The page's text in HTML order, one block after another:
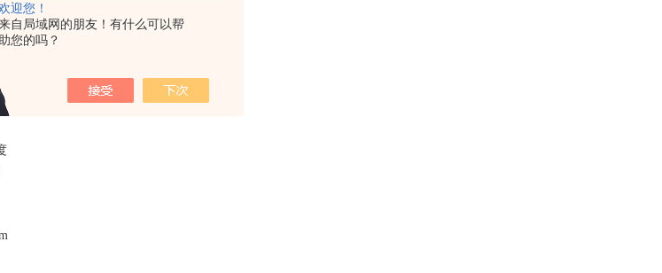
迎您！
自局域网的朋友！有什么可以帮
您的吗？
5V,Rs485);定制